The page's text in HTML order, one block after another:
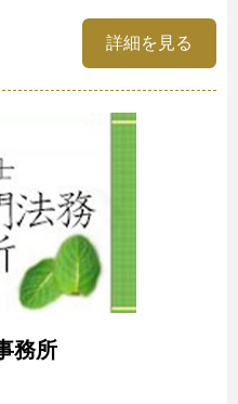
詳細を見る
務所